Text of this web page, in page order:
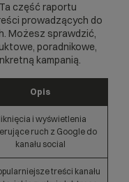
część raportu
prowadzących do
Możesz sprawdzić,
poradnikowe,
kampanią.
Opis
i wyświetlenia
ruch z Google do
kanału social
treści kanału